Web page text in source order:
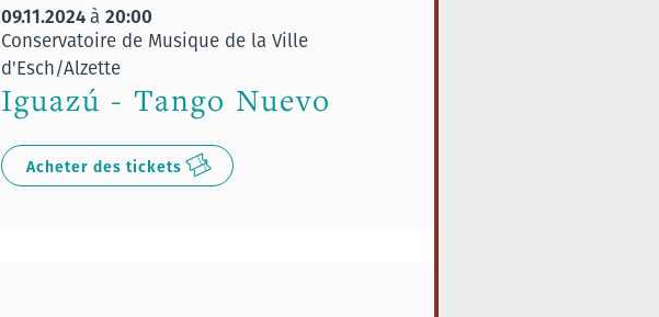
09.11.2024à 20:00
Conservatoire de Musique de la Ville
d'Esch/Alzette
Iguazú - Tango Nuevo
Acheter des tickets